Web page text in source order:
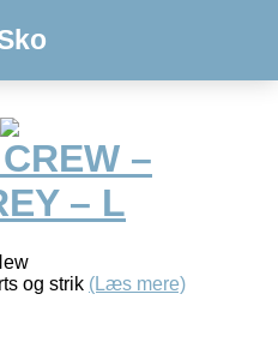
–
– L
og strik (Læs mere)